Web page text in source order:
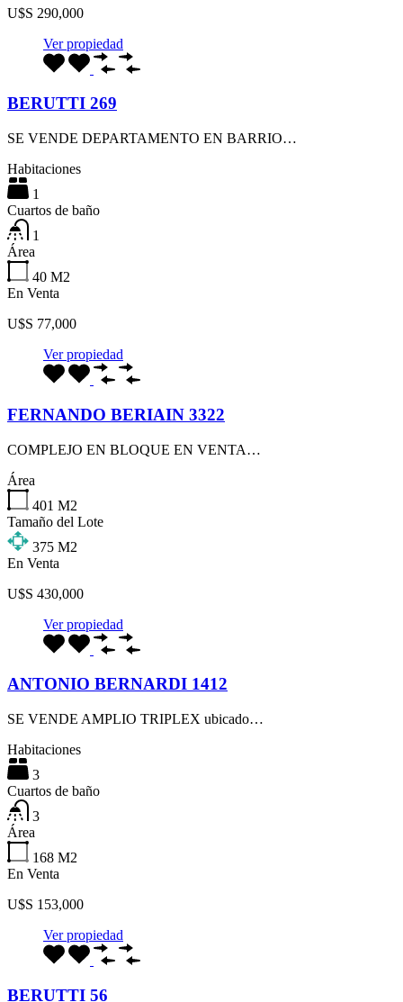
U$S 290,000
Ver propiedad
BERUTTI 269
SE VENDE DEPARTAMENTO EN BARRIO…
Habitaciones
1
Cuartos de baño
1
Área
40 M2
En Venta
U$S 77,000
Ver propiedad
FERNANDO BERIAIN 3322
COMPLEJO EN BLOQUE EN VENTA…
Área
401 M2
Tamaño del Lote
375 M2
En Venta
U$S 430,000
Ver propiedad
ANTONIO BERNARDI 1412
SE VENDE AMPLIO TRIPLEX ubicado…
Habitaciones
3
Cuartos de baño
3
Área
168 M2
En Venta
U$S 153,000
Ver propiedad
BERUTTI 56